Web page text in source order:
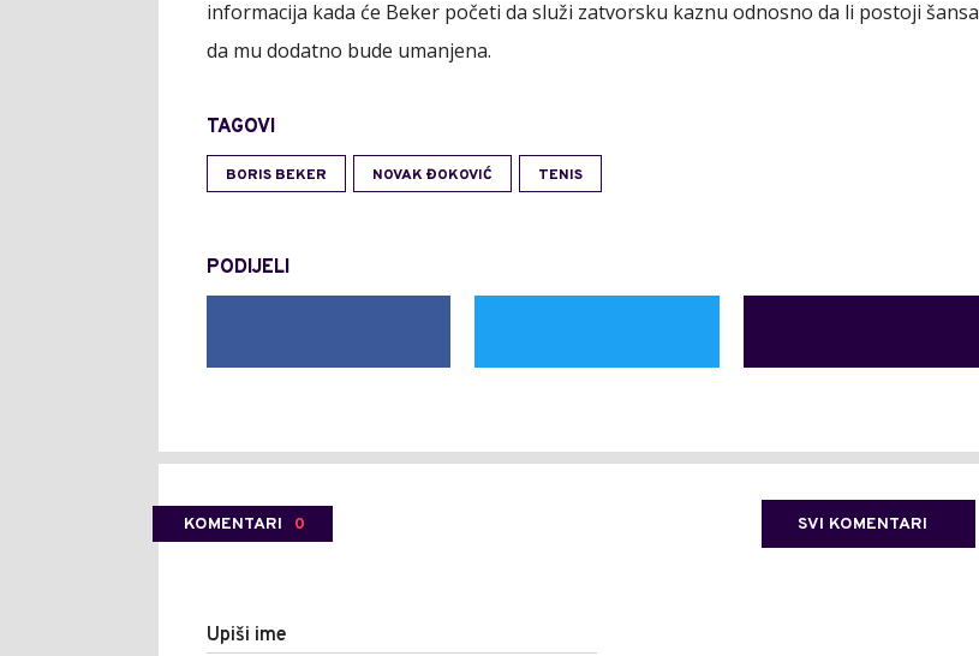
informacija kada će Beker početi da služi zatvorsku kaznu odnosno da li postoji šansa
da mu dodatno bude umanjena.
TAGOVI
BORIS BEKER NOVAK ĐOKOVIĆ TENIS
PODIJELI
KOMENTARI 0 SVI KOMENTARI
Upiši ime